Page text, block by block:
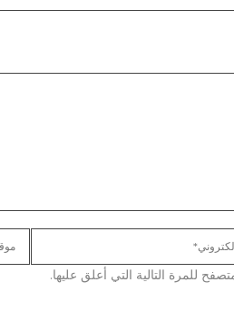
للمرة التالية التي أعلق عليها.